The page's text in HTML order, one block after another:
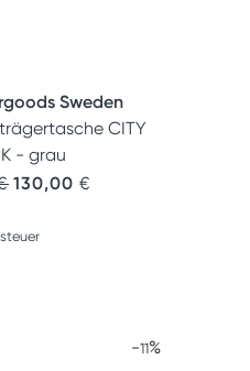
Sweden
CITY
- grau
Ursprünglicher Preis war:
130,00 €
-11%